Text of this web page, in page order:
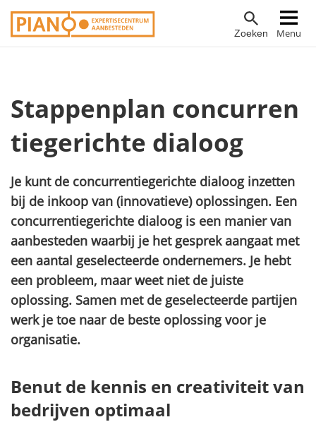
Overslaan
en
gaan
Zoeken Menu
Hoofdnavigatie
Stappenplan concurren
tiegerichte dialoog
Je kunt de concurrentiegerichte dialoog inzetten
bij de inkoop van (innovatieve) oplossingen. Een
concurrentiegerichte dialoog is een manier van
aanbesteden waarbij je het gesprek aangaat met
een aantal geselecteerde ondernemers. Je hebt
een probleem, maar weet niet de juiste
oplossing. Samen met de geselecteerde partijen
werk je toe naar de beste oplossing voor je
organisatie.
Benut de kennis en creativiteit van
bedrijven optimaal